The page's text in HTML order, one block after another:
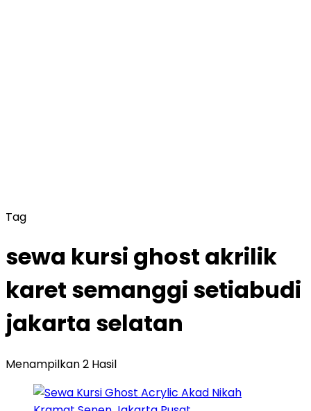
Tag
sewa kursi ghost akrilik
karet semanggi setiabudi
jakarta selatan
Menampilkan 2 Hasil